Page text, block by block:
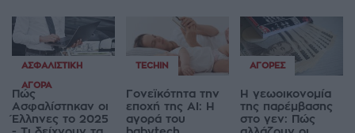
ΑΣΦΑΛΙΣΤΙΚΉ
ΑΓΟΡΆ
Πώς
Ασφαλίστηκαν οι
Έλληνες το 2025
TECHIN
Γονεϊκότητα την
εποχή της AI: Η
αγορά του
ΑΓΟΡΈΣ
Η γεωοικονομία
της παρέμβασης
στο γεν: Πώς